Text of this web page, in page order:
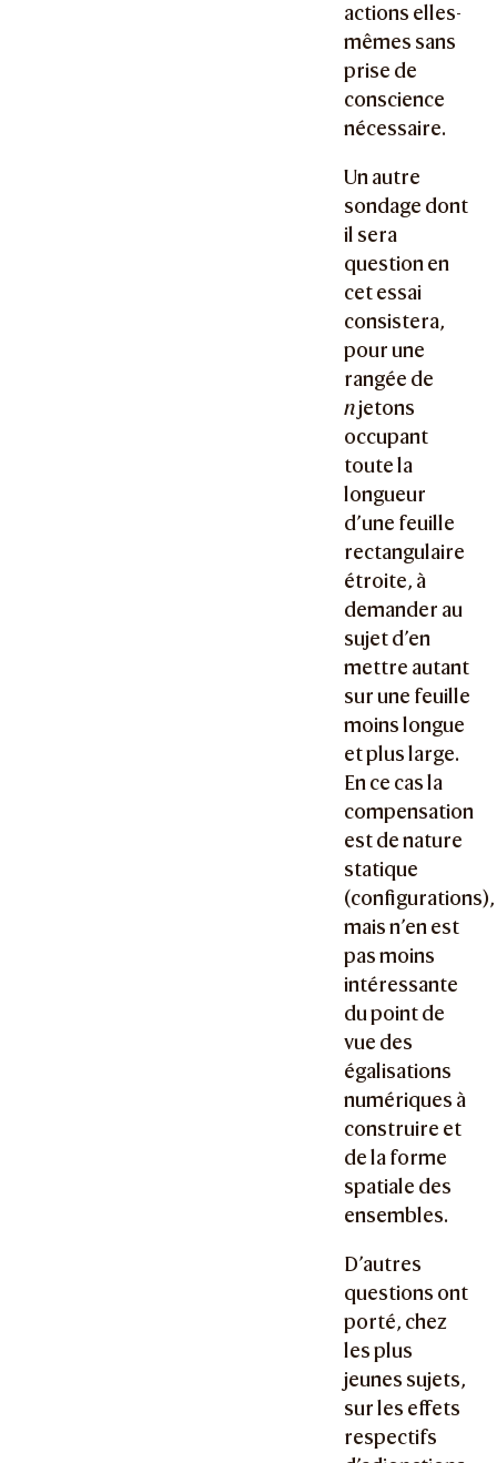
actions elles-
mêmes sans
prise de
conscience
nécessaire.
Un autre
sondage dont
il sera
question en
cet essai
consistera,
pour une
rangée de
njetons
occupant
toute la
longueur
d’une feuille
rectangulaire
étroite, à
demander au
sujet d’en
mettre autant
sur une feuille
moins longue
et plus large.
En ce cas la
compensation
est de nature
statique
(configurations),
mais n’en est
pas moins
intéressante
du point de
vue des
égalisations
numériques à
construire et
de la forme
spatiale des
ensembles.
D’autres
questions ont
porté, chez
les plus
jeunes sujets,
sur les effets
respectifs